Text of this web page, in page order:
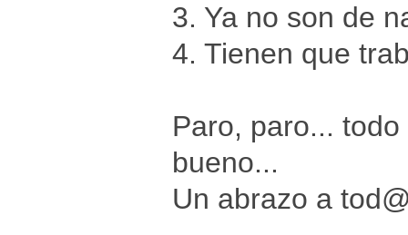
3. Ya no son de
4. Tienen que
Paro, paro...
bueno...
Un abrazo a